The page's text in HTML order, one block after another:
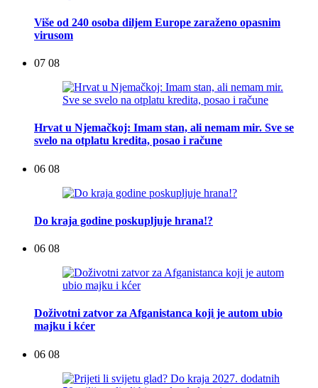
Više od 240 osoba diljem Europe zaraženo opasnim
virusom
07 08
Hrvat u Njemačkoj: Imam stan, ali nemam mir. Sve se
svelo na otplatu kredita, posao i račune
06 08
Do kraja godine poskupljuje hrana!?
06 08
Doživotni zatvor za Afganistanca koji je autom ubio
majku i kćer
06 08